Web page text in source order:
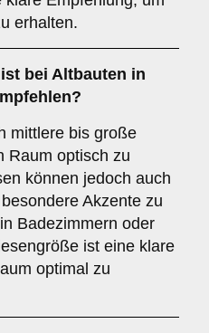
erhalten.
ist bei Altbauten in
mittlere bis große
Raum optisch zu
können jedoch auch
Akzente zu
Badezimmern oder
ist eine klare
optimal zu